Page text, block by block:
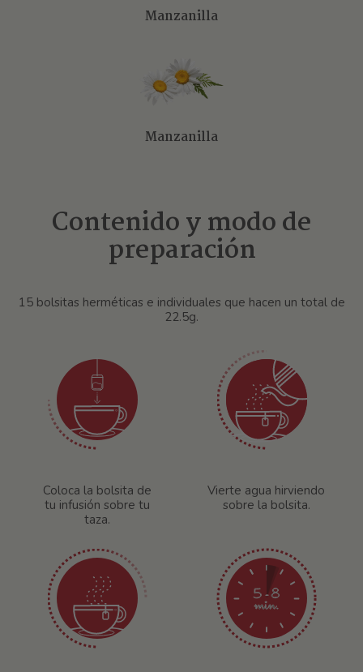
Manzanilla
Manzanilla
Contenido y modo de
preparación
15 bolsitas herméticas e individuales que hacen un total de
22.5g.
Coloca la bolsita de
tu infusión sobre tu
taza.
Vierte agua hirviendo
sobre la bolsita.